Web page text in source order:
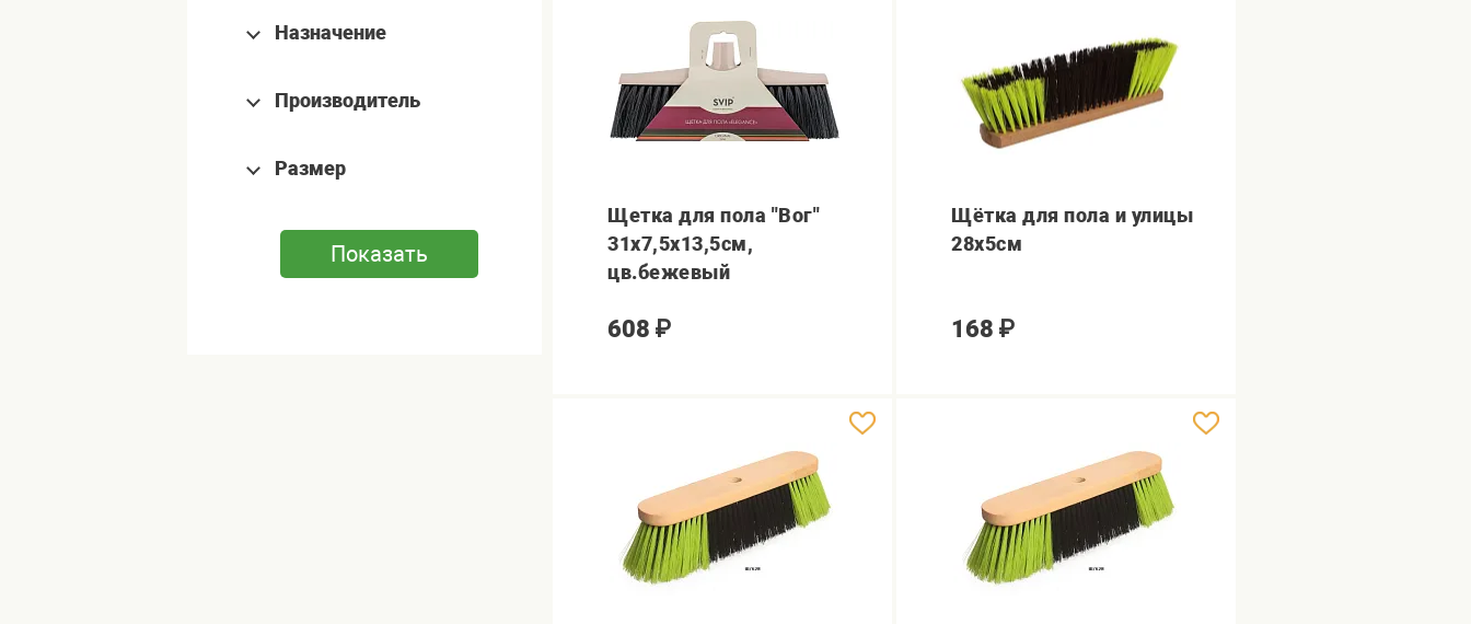
Назначение
Производитель
Размер
Щетка для пола "Вог"
31х7,5х13,5см,
цв.бежевый
608 ₽
Щётка для пола и улицы
28х5см
168 ₽